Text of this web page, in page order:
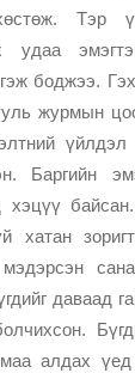
Тэр
удаа
боджээ.
журмын
Баргийн
хэцүү
хатан
даваад
алдах